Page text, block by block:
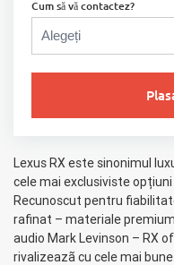
Cum să vă contactez?
Lexus RX este sinonimul
cele mai exclusiviste
Recunoscut pentru
rafinat – materiale
audio Mark Levinson – RX
rivalizeazã cu cele mai